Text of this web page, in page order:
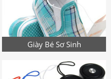
Giày Bé Sơ Sinh